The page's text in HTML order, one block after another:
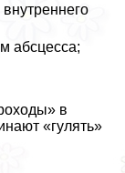
абсцесса;
в
«гулять»